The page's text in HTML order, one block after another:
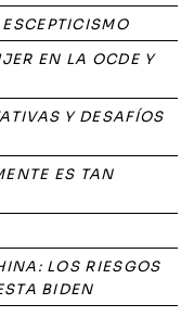
EN LA OCDE Y
Y DESAFÍOS
ES TAN
LOS RIESGOS
BIDEN